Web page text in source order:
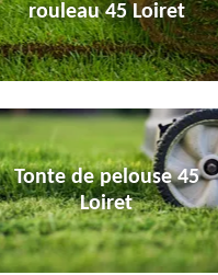
rouleau 45 Loiret
Tonte de pelouse 45
Loiret